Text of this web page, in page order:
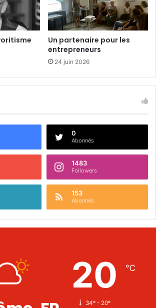
Un partenaire pour les
entrepreneurs
24 juin 2026
0
Abonnés
1483
Followers
153
Abonnés
20 ℃
34º - 20º